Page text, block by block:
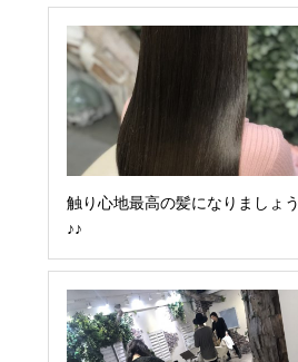
触り心地最高の髪になりましょう
♪♪